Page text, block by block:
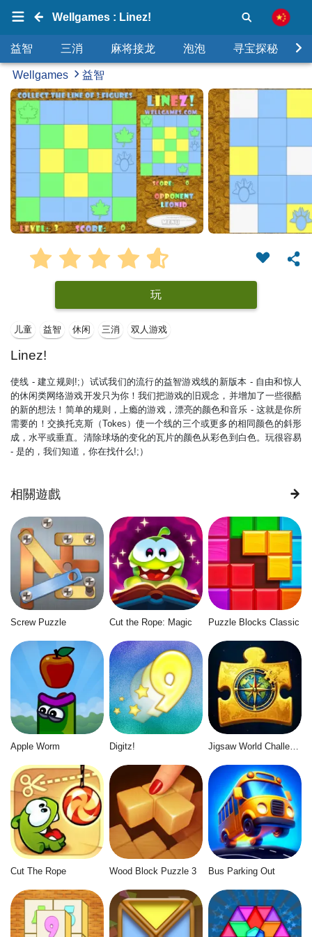
Wellgames : Linez!
益智 三消 麻将接龙 泡泡 寻宝探秘
Wellgames 益智
玩
儿童 益智 休闲 三消 双人游戏
Linez!
使线 - 建立规则!;）试试我们的流行的益智游戏线的新版本 - 自由和惊人
的休闲类网络游戏开发只为你！我们把游戏的旧观念，并增加了一些很酷
的新的想法！简单的规则，上瘾的游戏，漂亮的颜色和音乐 - 这就是你所
需要的！交换托克斯（Tokes）使一个线的三个或更多的相同颜色的斜形
成，水平或垂直。清除球场的变化的瓦片的颜色从彩色到白色。玩很容易
- 是的，我们知道，你在找什么!;）
相關遊戲
Screw Puzzle Cut the Rope: Magic Puzzle Blocks Classic
Apple Worm Digitz! Jigsaw World Challenge
Cut The Rope Wood Block Puzzle 3 Bus Parking Out